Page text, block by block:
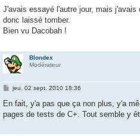
s
a
g
J'avais essayé l'autre jour, mais
donc laissé tomber.
Bien vu Dacobah !
Blondex
Modérateur
M
s
a
jeu. 02 sept. 2010 18:36
En fait, y'a pas que ça non plus, y'a
pages de tests de C+. Tout semble y